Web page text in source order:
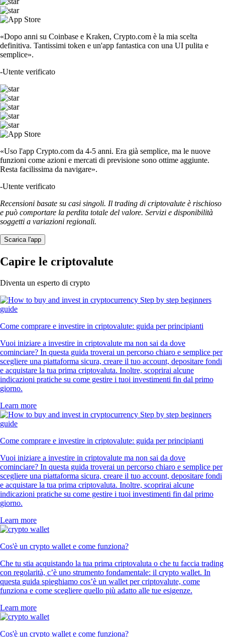
«Dopo anni su Coinbase e Kraken, Crypto.com è la mia scelta
definitiva. Tantissimi token e un'app fantastica con una UI pulita e
semplice».
-Utente verificato
«Uso l'app Crypto.com da 4-5 anni. Era già semplice, ma le nuove
funzioni come azioni e mercati di previsione sono ottime aggiunte.
Resta facilissima da navigare».
-Utente verificato
Recensioni basate su casi singoli. Il trading di criptovalute è rischioso
e può comportare la perdita totale del valore. Servizi e disponibilità
soggetti a variazioni regionali.
Scarica l'app
Capire le criptovalute
Diventa un esperto di crypto
Come comprare e investire in criptovalute: guida per principianti
Vuoi iniziare a investire in criptovalute ma non sai da dove
cominciare? In questa guida troverai un percorso chiaro e semplice per
scegliere una piattaforma sicura, creare il tuo account, depositare fondi
e acquistare la tua prima criptovaluta. Inoltre, scoprirai alcune
indicazioni pratiche su come gestire i tuoi investimenti fin dal primo
giorno.
Learn more
Come comprare e investire in criptovalute: guida per principianti
Vuoi iniziare a investire in criptovalute ma non sai da dove
cominciare? In questa guida troverai un percorso chiaro e semplice per
scegliere una piattaforma sicura, creare il tuo account, depositare fondi
e acquistare la tua prima criptovaluta. Inoltre, scoprirai alcune
indicazioni pratiche su come gestire i tuoi investimenti fin dal primo
giorno.
Learn more
Cos'è un crypto wallet e come funziona?
Che tu stia acquistando la tua prima criptovaluta o che tu faccia trading
con regolarità, c’è uno strumento fondamentale: il crypto wallet. In
questa guida spieghiamo cos’è un wallet per criptovalute, come
funziona e come scegliere quello più adatto alle tue esigenze.
Learn more
Cos'è un crypto wallet e come funziona?